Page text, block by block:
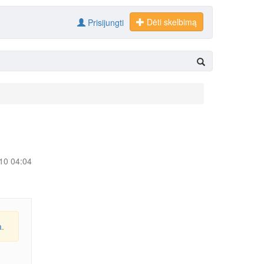
Dėti skelbimą
Prisijungti
04:04
.